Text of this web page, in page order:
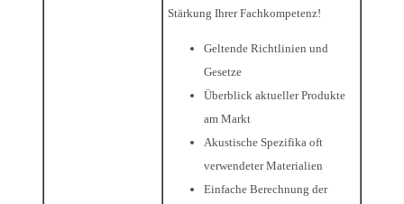
Stärkung Ihrer Fachkompetenz!
Geltende Richtlinien und
Gesetze
Überblick aktueller Produkte
am Markt
Akustische Spezifika oft
verwendeter Materialien
Einfache Berechnung der